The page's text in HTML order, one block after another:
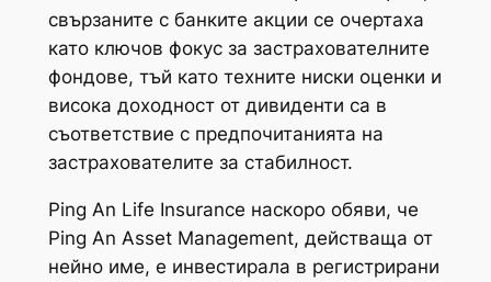
свързаните с банките акции се очертаха
като ключов фокус за застрахователните
фондове, тъй като техните ниски оценки и
висока доходност от дивиденти са в
съответствие с предпочитанията на
застрахователите за стабилност.
Ping An Life Insurance наскоро обяви, че
Ping An Asset Management, действаща от
нейно име, е инвестирала в регистрирани